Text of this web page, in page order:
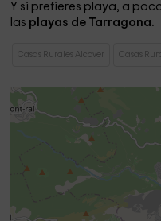
Y si prefieres playa, a
las playas de Tarragona.
Casas Rurales Alcover Casas